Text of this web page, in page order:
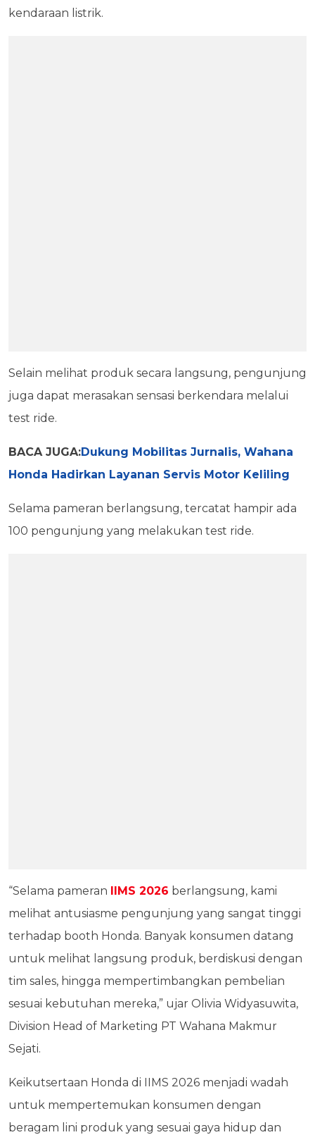
kendaraan listrik.
Selain melihat produk secara langsung, pengunjung
juga dapat merasakan sensasi berkendara melalui
test ride.
BACA JUGA:Dukung Mobilitas Jurnalis, Wahana
Honda Hadirkan Layanan Servis Motor Keliling
Selama pameran berlangsung, tercatat hampir ada
100 pengunjung yang melakukan test ride.
“Selama pameran IIMS 2026 berlangsung, kami
melihat antusiasme pengunjung yang sangat tinggi
terhadap booth Honda. Banyak konsumen datang
untuk melihat langsung produk, berdiskusi dengan
tim sales, hingga mempertimbangkan pembelian
sesuai kebutuhan mereka,” ujar Olivia Widyasuwita,
Division Head of Marketing PT Wahana Makmur
Sejati.
Keikutsertaan Honda di IIMS 2026 menjadi wadah
untuk mempertemukan konsumen dengan
beragam lini produk yang sesuai gaya hidup dan